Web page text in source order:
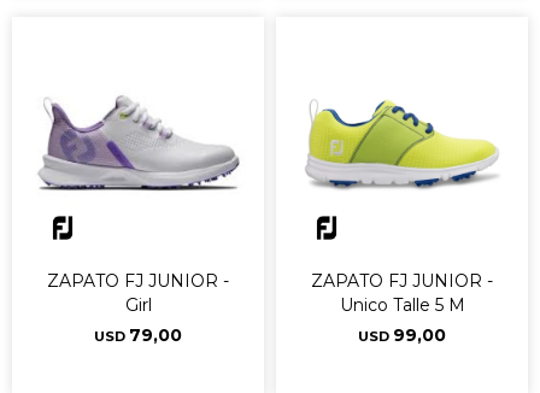
ZAPATO FJ JUNIOR -
Girl
USD 79,00
ZAPATO FJ JUNIOR -
Unico Talle 5 M
USD 99,00